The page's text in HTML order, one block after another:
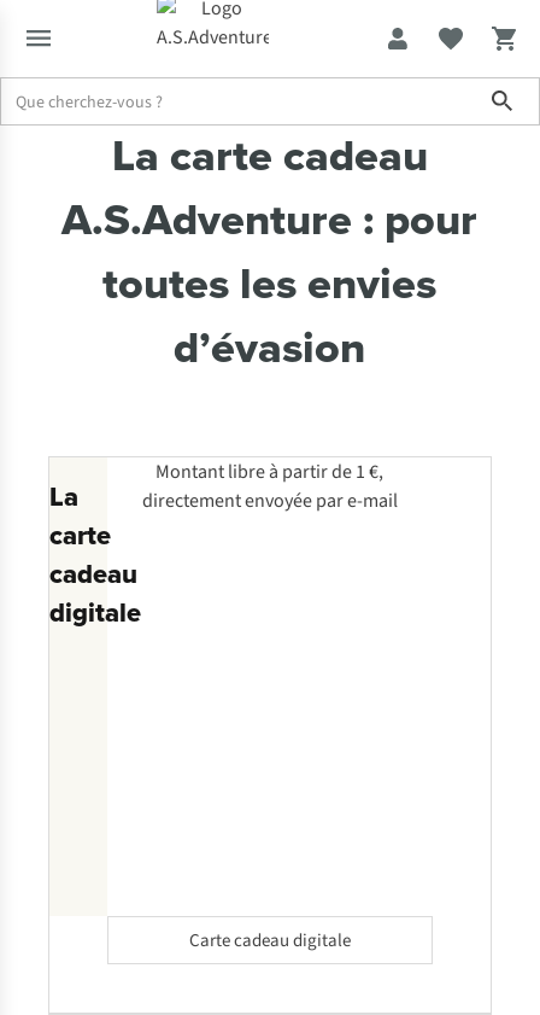
Cheques-Cadeaux
La carte cadeau
A.S.Adventure : pour
toutes les envies
d’évasion
La
carte
cadeau
digitale
Montant libre à partir de 1 €,
directement envoyée par e-mail
Carte cadeau digitale